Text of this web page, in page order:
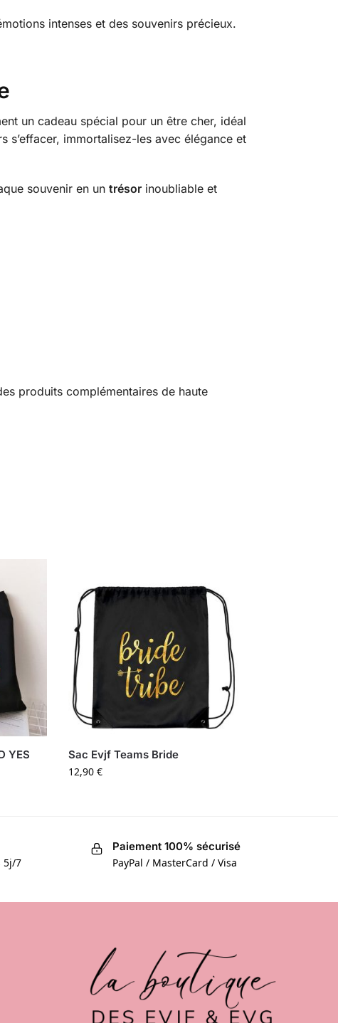
intenses et des souvenirs précieux.
un cadeau spécial pour un être cher, idéal
s’effacer, immortalisez-les avec élégance et
souvenir en un trésorinoubliable et
produits complémentaires de haute
YES
Sac Evjf Teams Bride
12,90€
5j/7
Paiement 100% sécurisé
PayPal / MasterCard / Visa